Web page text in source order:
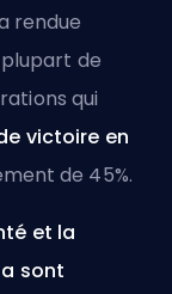
rendue
plupart de
qui
victoire en
de 45%.
et la
sont